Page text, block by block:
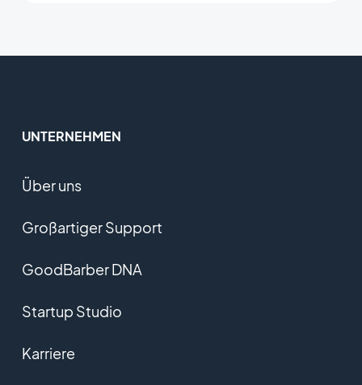
UNTERNEHMEN
Über uns
Großartiger Support
GoodBarber DNA
Startup Studio
Karriere